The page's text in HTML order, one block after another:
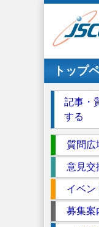
メインナ
トップ
記事・
する
ク
シ
質問広
意見交
イベン
募集案